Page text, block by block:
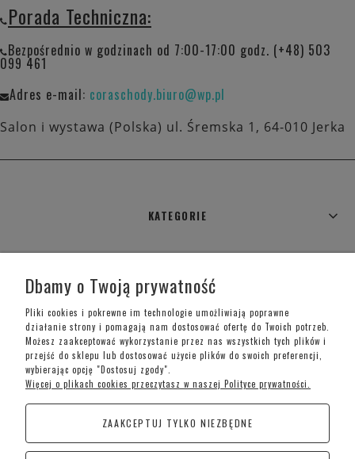
Porada Techniczna:
Bezpośrednio w godzinach od 7:00-17:00 godz. (+48) 503
099 461
Adres e-mail: coraschody.biuro@wp.pl
Salon i wystawa (Polska) ul. Śremska 1, 64-010 Jerka
KATEGORIE
MOJE KONTO
INFORMACJE O SKLEPIE
Telefon kontaktowy –+48 697 733 970
Dbamy o Twoją prywatność
Pliki cookies i pokrewne im technologie umożliwiają poprawne
działanie strony i pomagają nam dostosować ofertę do Twoich potrzeb.
Możesz zaakceptować wykorzystanie przez nas wszystkich tych plików i
przejść do sklepu lub dostosować użycie plików do swoich preferencji,
wybierając opcję "Dostosuj zgody".
Więcej o plikach cookies przeczytasz w naszej Polityce prywatności.
ZAAKCEPTUJ TYLKO NIEZBĘDNE